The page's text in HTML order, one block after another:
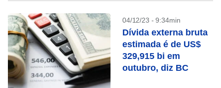
04/12/23 - 9:34min
Dívida externa bruta
estimada é de US$
329,915 bi em
outubro, diz BC